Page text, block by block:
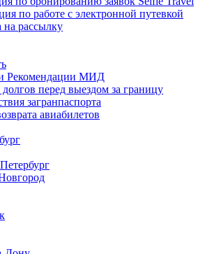
по работе с электронной путевкой
рассылку
Рекомендации МИД
перед выездом за границу
загранпаспорта
авиабилетов